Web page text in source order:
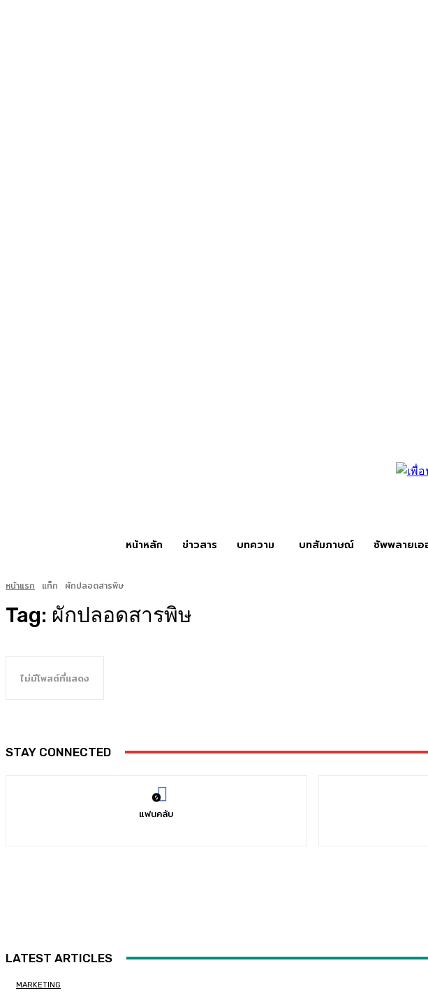
หน้าหลัก ข่าวสาร บทความ บทสัมภาษณ์ ซัพพลายเอ
หน้าแรก แท็ก ผักปลอดสารพิษ
Tag: ผักปลอดสารพิษ
ไม่มีโพสต์ที่แสดง
STAY CONNECTED
0
แฟนคลับ
LATEST ARTICLES
MARKETING